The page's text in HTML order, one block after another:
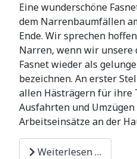
Eine wunderschöne
dem Narrenbaumfällen
Ende. Wir sprechen
Narren, wenn wir
Fasnet wieder als
bezeichnen. An erster
allen Hästrägern für ihre
Ausfahrten und
Arbeitseinsätze an der
Weiterlesen …